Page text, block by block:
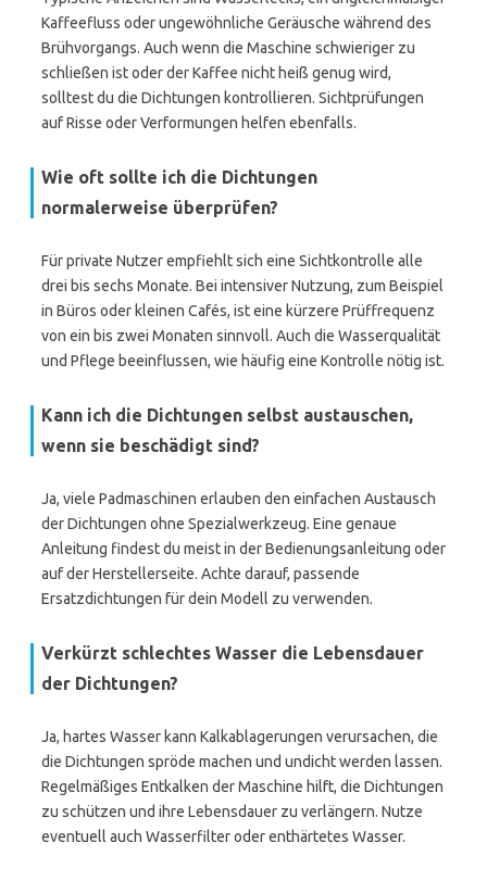
Kaffeefluss oder ungewöhnliche Geräusche während des
Brühvorgangs. Auch wenn die Maschine schwieriger zu
schließen ist oder der Kaffee nicht heiß genug wird,
solltest du die Dichtungen kontrollieren. Sichtprüfungen
auf Risse oder Verformungen helfen ebenfalls.
Wie oft sollte ich die Dichtungen
normalerweise überprüfen?
Für private Nutzer empfiehlt sich eine Sichtkontrolle alle
drei bis sechs Monate. Bei intensiver Nutzung, zum Beispiel
in Büros oder kleinen Cafés, ist eine kürzere Prüffrequenz
von ein bis zwei Monaten sinnvoll. Auch die Wasserqualität
und Pflege beeinflussen, wie häufig eine Kontrolle nötig ist.
Kann ich die Dichtungen selbst austauschen,
wenn sie beschädigt sind?
Ja, viele Padmaschinen erlauben den einfachen Austausch
der Dichtungen ohne Spezialwerkzeug. Eine genaue
Anleitung findest du meist in der Bedienungsanleitung oder
auf der Herstellerseite. Achte darauf, passende
Ersatzdichtungen für dein Modell zu verwenden.
Verkürzt schlechtes Wasser die Lebensdauer
der Dichtungen?
Ja, hartes Wasser kann Kalkablagerungen verursachen, die
die Dichtungen spröde machen und undicht werden lassen.
Regelmäßiges Entkalken der Maschine hilft, die Dichtungen
zu schützen und ihre Lebensdauer zu verlängern. Nutze
eventuell auch Wasserfilter oder enthärtetes Wasser.